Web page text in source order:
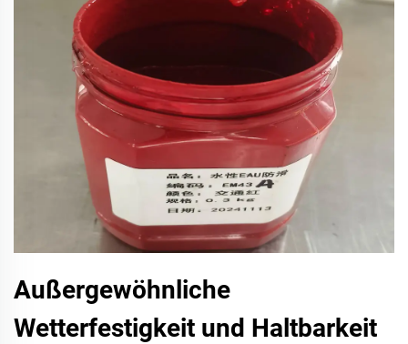
Außergewöhnliche
Wetterfestigkeit und Haltbarkeit